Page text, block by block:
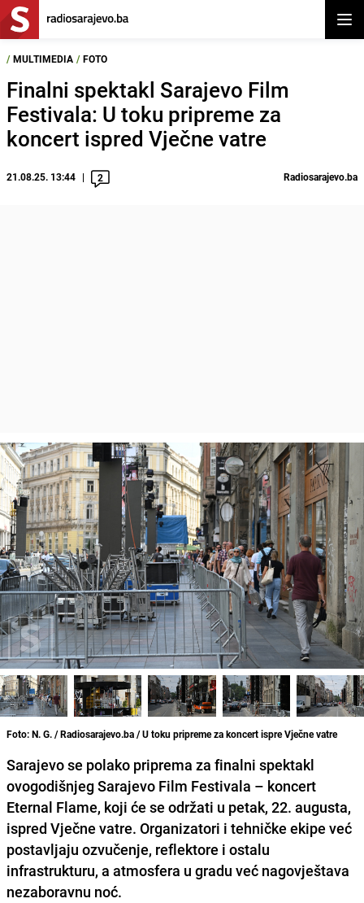
/ MULTIMEDIA / FOTO
Finalni spektakl Sarajevo Film
Festivala: U toku pripreme za
koncert ispred Vječne vatre
21.08.25. 13:44 2 Radiosarajevo.ba
Foto: N. G. / Radiosarajevo.ba / U toku pripreme za koncert ispre Vječne vatre
Sarajevo se polako priprema za finalni spektakl
ovogodišnjeg Sarajevo Film Festivala – koncert
Eternal Flame, koji će se održati u petak, 22. augusta,
ispred Vječne vatre. Organizatori i tehničke ekipe već
postavljaju ozvučenje, reflektore i ostalu
infrastrukturu, a atmosfera u gradu već nagovještava
nezaboravnu noć.